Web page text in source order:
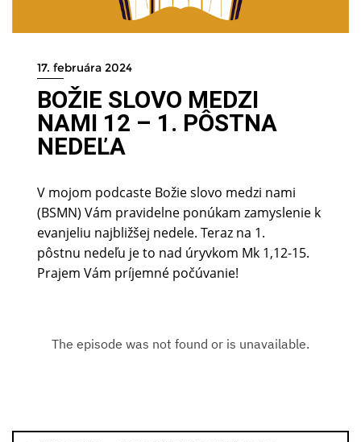
17. februára 2024
BOŽIE SLOVO MEDZI
NAMI 12 – 1. PÔSTNA
NEDEĽA
V mojom podcaste Božie slovo medzi nami
(BSMN) Vám pravidelne ponúkam zamyslenie k
evanjeliu najbližšej nedele. Teraz na 1.
pôstnu nedeľu je to nad úryvkom Mk 1,12-15.
Prajem Vám príjemné počúvanie!